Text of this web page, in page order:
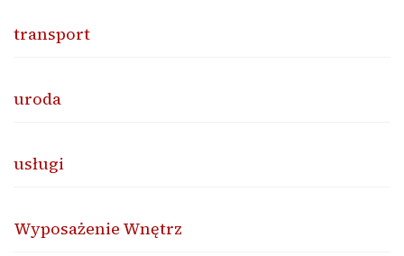
transport
uroda
usługi
Wyposażenie Wnętrz